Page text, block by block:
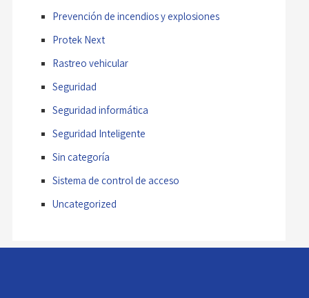
Prevención de incendios y explosiones
Protek Next
Rastreo vehicular
Seguridad
Seguridad informática
Seguridad Inteligente
Sin categoría
Sistema de control de acceso
Uncategorized